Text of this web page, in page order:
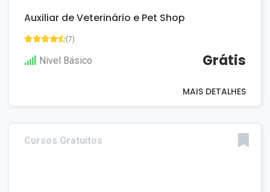
Auxiliar de Veterinário e Pet Shop
(7)
Nivel Básico Grátis
MAIS DETALHES
Cursos Gratuitos